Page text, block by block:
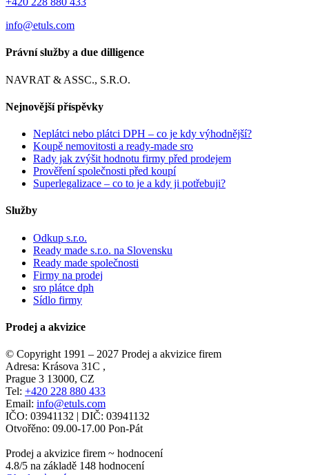
info@etuls.com
Právní služby a due dilligence
NAVRAT & ASSC., S.R.O.
Nejnovější příspěvky
Neplátci nebo plátci DPH – co je kdy výhodnější?
Koupě nemovitosti a ready-made sro
Rady jak zvýšit hodnotu firmy před prodejem
Prověření společnosti před koupí
Superlegalizace – co to je a kdy ji potřebuji?
Služby
Odkup s.r.o.
Ready made s.r.o. na Slovensku
Ready made společnosti
Firmy na prodej
sro plátce dph
Sídlo firmy
Prodej a akvizice
© Copyright 1991 – 2027 Prodej a akvizice firem
Adresa: Krásova 31C ,
Prague 3 13000, CZ
Tel: +420 228 880 433
Email: info@etuls.com
IČO: 03941132 | DIČ: 03941132
Otvořěno: 09.00-17.00 Pon-Pát
Prodej a akvizice firem ~ hodnocení
4.8/5 na základě 148 hodnocení